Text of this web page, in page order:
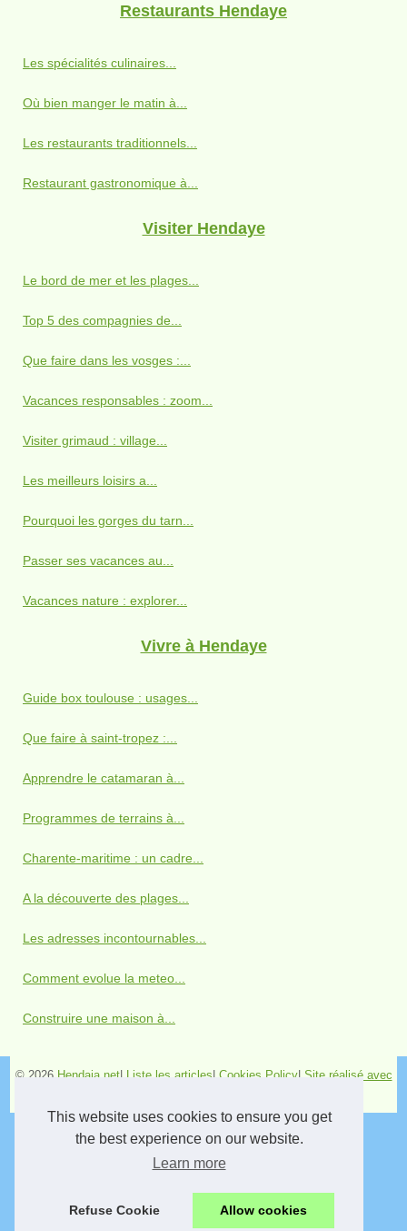
This website uses cookies to ensure you get
the best experience on our website.
Learn more
Refuse Cookie Allow cookies
Restaurants Hendaye
Les spécialités culinaires...
Où bien manger le matin à...
Les restaurants traditionnels...
Restaurant gastronomique à...
Visiter Hendaye
Le bord de mer et les plages...
Top 5 des compagnies de...
Que faire dans les vosges :...
Vacances responsables : zoom...
Visiter grimaud : village...
Les meilleurs loisirs a...
Pourquoi les gorges du tarn...
Passer ses vacances au...
Vacances nature : explorer...
Vivre à Hendaye
Guide box toulouse : usages...
Que faire à saint-tropez :...
Apprendre le catamaran à...
Programmes de terrains à...
Charente-maritime : un cadre...
A la découverte des plages...
Les adresses incontournables...
Comment evolue la meteo...
Construire une maison à...
© 2026 Hendaia.net| Liste les articles| Cookies Policy| Site réalisé avec